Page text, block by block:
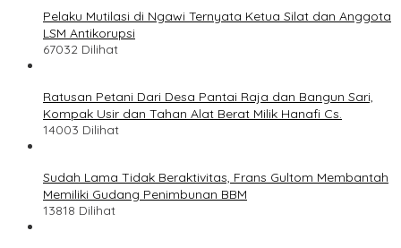
Pelaku Mutilasi di Ngawi Ternyata Ketua Silat dan Anggota
LSM Antikorupsi
67032 Dilihat
Ratusan Petani Dari Desa Pantai Raja dan Bangun Sari,
Kompak Usir dan Tahan Alat Berat Milik Hanafi Cs.
14003 Dilihat
Sudah Lama Tidak Beraktivitas, Frans Gultom Membantah
Memiliki Gudang Penimbunan BBM
13818 Dilihat